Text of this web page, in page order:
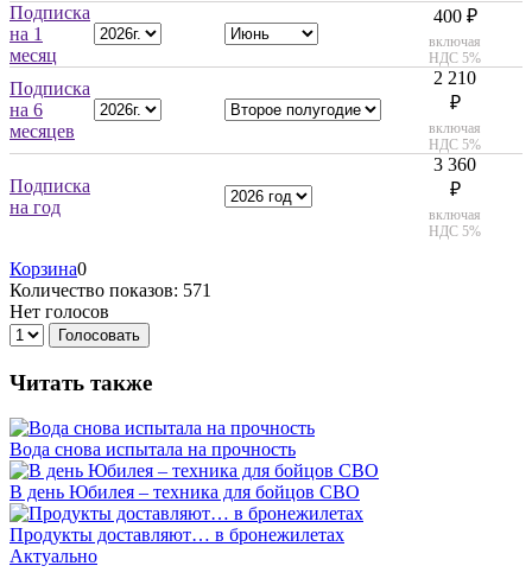
Подписка
на 1
месяц
400 ₽
включая
НДС 5%
Подписка
на 6
месяцев
2 210
₽
включая
НДС 5%
Подписка
на год
3 360
₽
включая
НДС 5%
Корзина0
Количество показов: 571
Нет голосов
Голосовать
Читать также
Вода снова испытала на прочность
В день Юбилея – техника для бойцов СВО
Продукты доставляют… в бронежилетах
Актуально